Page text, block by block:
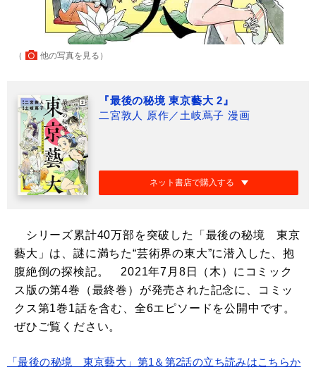
（ 他の写真を見る ）
『最後の秘境 東京藝大 2』
二宮敦人 原作／土岐蔦子 漫画
ネット書店で購入する
シリーズ累計40万部を突破した「最後の秘境 東京
藝大」は、謎に満ちた“芸術界の東大”に潜入した、抱
腹絶倒の探検記。 2021年7月8日（木）にコミック
ス版の第4巻（最終巻）が発売された記念に、コミッ
クス第1巻1話を含む、全6エピソードを公開中です。
ぜひご覧ください。
「最後の秘境 東京藝大」第1＆第2話の立ち読みはこちらか